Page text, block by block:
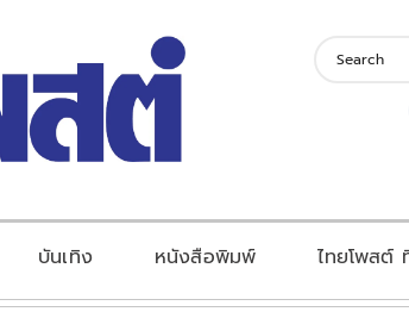
บันเทิง หนังสือพิมพ์ ไทยโพสต์